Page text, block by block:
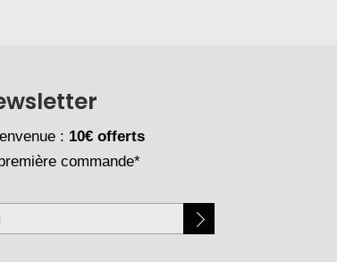
: 10€ offerts
commande*